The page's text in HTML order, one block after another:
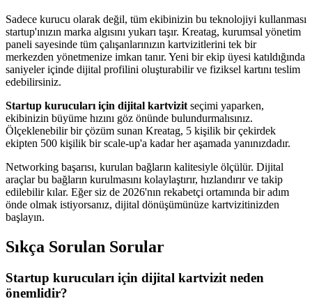
Sadece kurucu olarak değil, tüm ekibinizin bu teknolojiyi kullanması
startup'ınızın marka algısını yukarı taşır. Kreatag, kurumsal yönetim
paneli sayesinde tüm çalışanlarınızın kartvizitlerini tek bir
merkezden yönetmenize imkan tanır. Yeni bir ekip üyesi katıldığında
saniyeler içinde dijital profilini oluşturabilir ve fiziksel kartını teslim
edebilirsiniz.
Startup kurucuları için dijital kartvizit seçimi yaparken,
ekibinizin büyüme hızını göz önünde bulundurmalısınız.
Ölçeklenebilir bir çözüm sunan Kreatag, 5 kişilik bir çekirdek
ekipten 500 kişilik bir scale-up'a kadar her aşamada yanınızdadır.
Networking başarısı, kurulan bağların kalitesiyle ölçülür. Dijital
araçlar bu bağların kurulmasını kolaylaştırır, hızlandırır ve takip
edilebilir kılar. Eğer siz de 2026'nın rekabetçi ortamında bir adım
önde olmak istiyorsanız, dijital dönüşümünüze kartvizitinizden
başlayın.
Sıkça Sorulan Sorular
Startup kurucuları için dijital kartvizit neden
önemlidir?